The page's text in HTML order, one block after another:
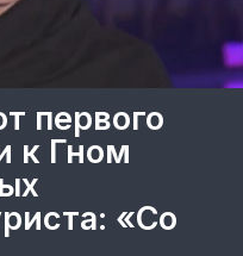
первого
к Гном
«Со